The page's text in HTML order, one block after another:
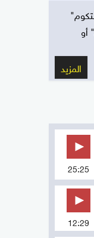
أو
المزيد
25:25
12:29